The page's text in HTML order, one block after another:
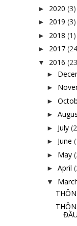
► 2020 (3)
► 2019 (3)
► 2018 (1)
► 2017
▼ 2016
►
►
►
►
► July
► June
► May
► April
▼